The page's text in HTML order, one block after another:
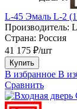
L-45 Эмаль L-2
Производитель:
Страна: Россия
41 175 ₽/шт
Купить
В избранное В
Сравнить